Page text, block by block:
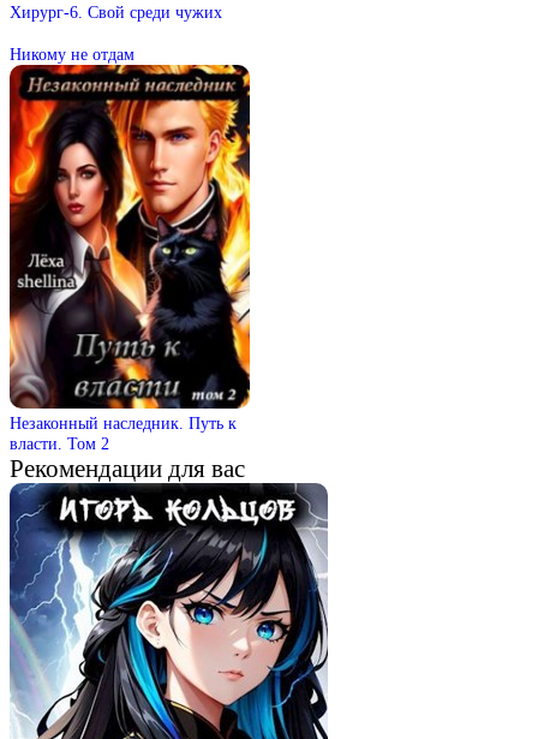
Хирург-6. Свой среди чужих
Никому не отдам
Незаконный наследник. Путь к
власти. Том 2
Рекомендации для вас